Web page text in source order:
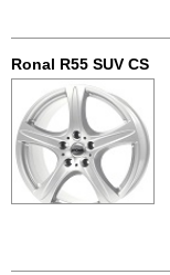
Ronal R55 SUV CS